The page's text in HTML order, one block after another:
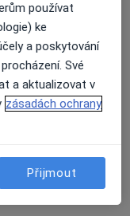
aktivní
na pojišťovnu
používat
ke
a poskytování
Své
a aktualizovat v
zásadách ochrany
Přijmout